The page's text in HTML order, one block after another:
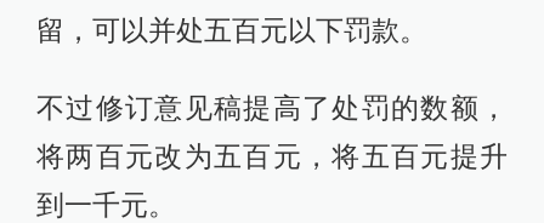
留，可以并处五百元以下罚款。
不过修订意见稿提高了处罚的数额，
将两百元改为五百元，将五百元提升
到一千元。